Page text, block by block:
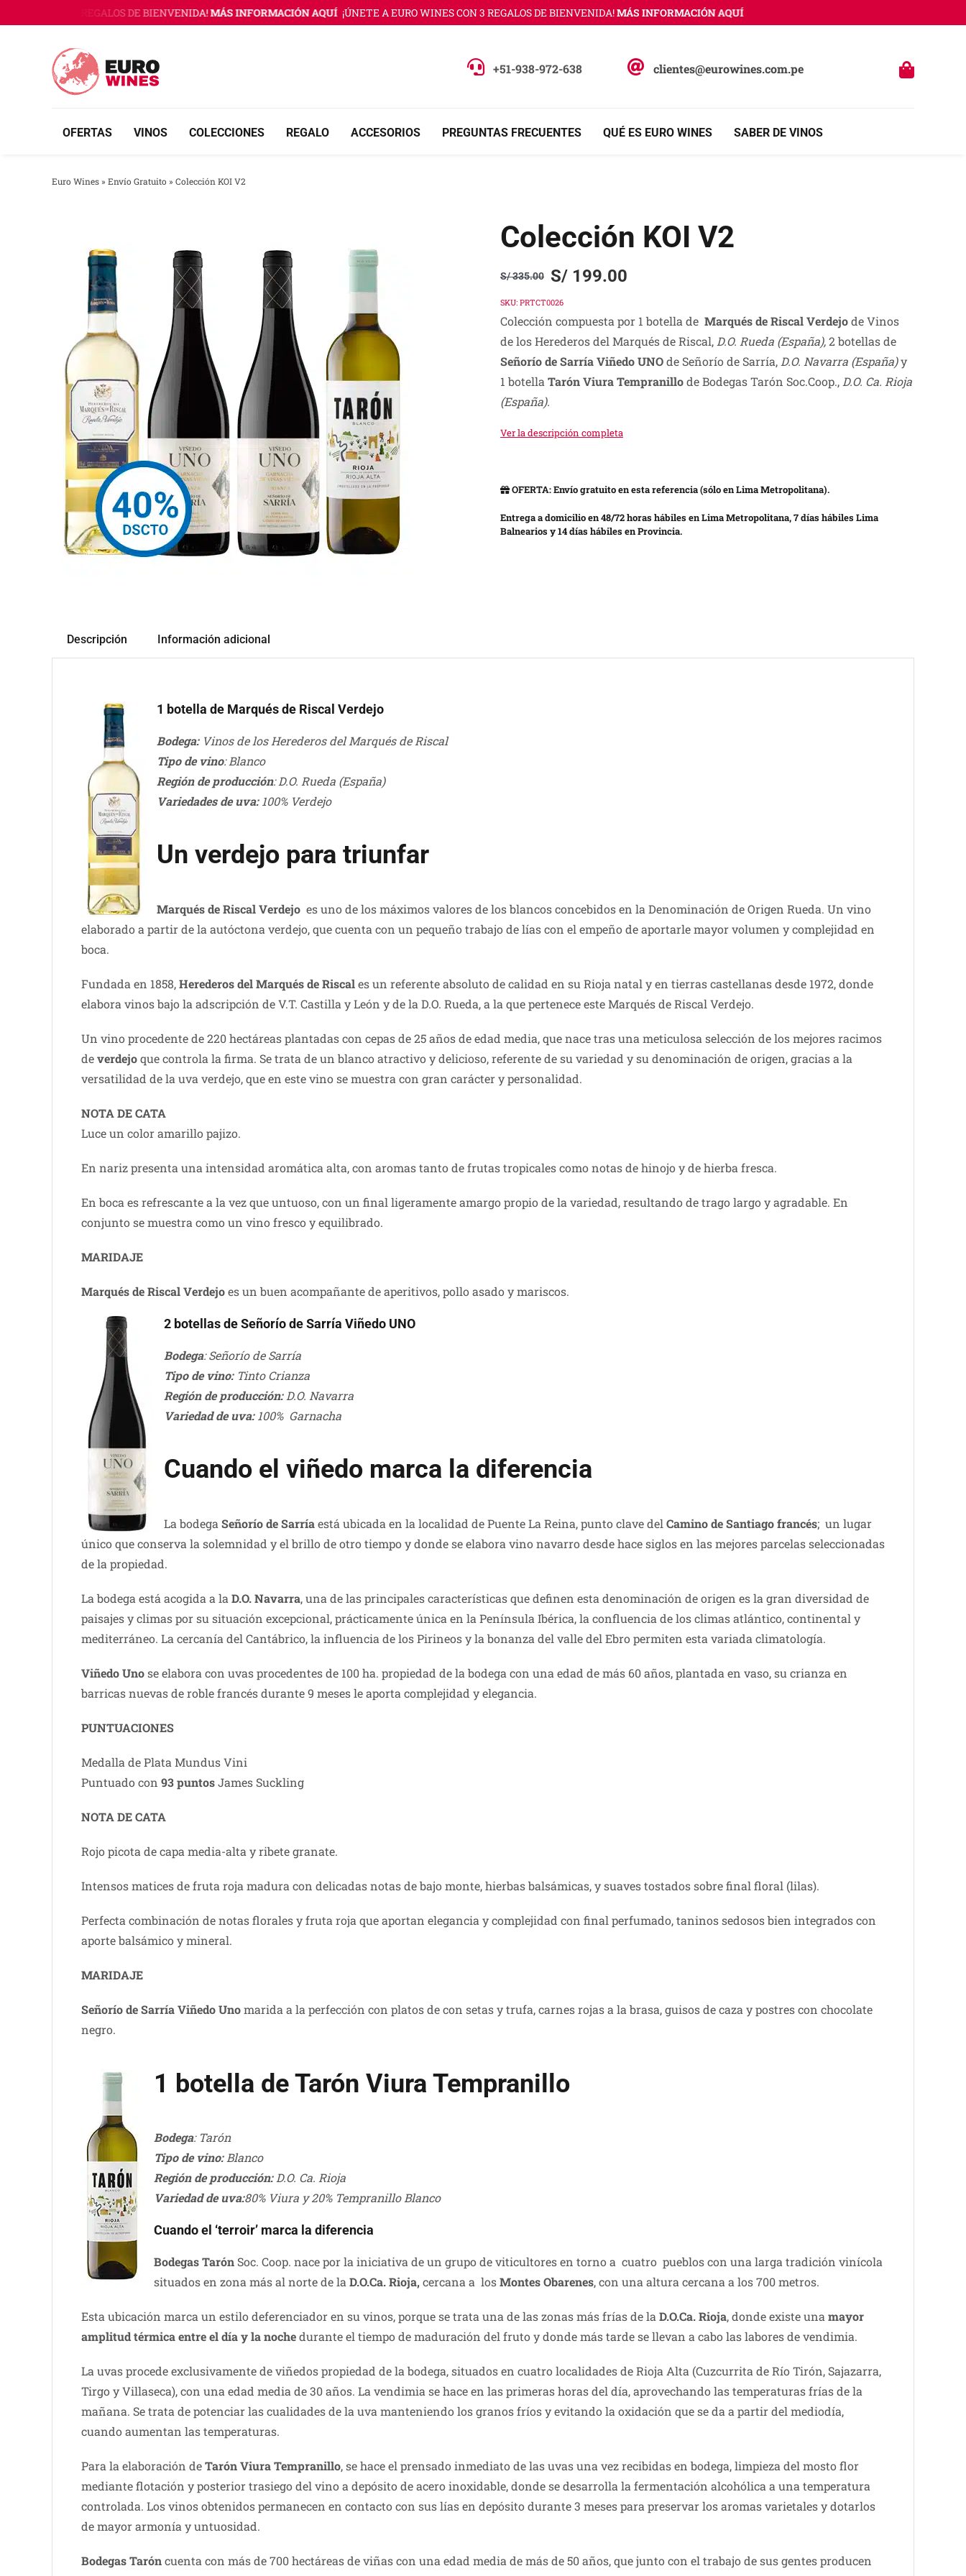
al
CON 3 REGALOS DE BIENVENIDA!MÁS INFORMACIÓN AQUÍ ¡ÚNETE A EURO WINES CON 3 REGALOS DE BIENVENIDA!MÁS INFORMACIÓN AQUÍ
+51-938-972-638 clientes@eurowines.com.pe
OFERTAS VINOS COLECCIONES REGALO ACCESORIOS PREGUNTAS FRECUENTES QUÉ ES EURO WINES SABER DE VINOS
Euro Wines» Envío Gratuito » Colección KOI V2
Colección KOI V2
S/335.00
Original
price
was:
S/ 335.00.
S/199.00
Current
price
is:
S/ 199.00.
SKU: PRTCT0026
Colección compuesta por 1 botella de Marqués de Riscal Verdejode Vinos
de los Herederos del Marqués de Riscal, D.O. Rueda (España),2 botellas de
Señorío de Sarría Viñedo UNOde Señorío de Sarría, D.O. Navarra(España)y
1 botella Tarón Viura Tempranillode Bodegas Tarón Soc.Coop., D.O. Ca. Rioja
(España).
Ver la descripción completa
OFERTA: Envío gratuito en esta referencia (sólo en Lima Metropolitana).
Entrega a domicilio en 48/72 horas hábiles en Lima Metropolitana, 7 días hábiles Lima
Balnearios y 14 días hábiles en Provincia.
Descripción Información adicional
1 botella de Marqués de Riscal Verdejo
Bodega:Vinos de los Herederos del Marqués de Riscal
Tipo de vino: Blanco
Región de producción: D.O. Rueda (España)
Variedades de uva: 100% Verdejo
Un verdejo para triunfar
Marqués de Riscal Verdejo es uno de los máximos valores de los blancos concebidos en la Denominación de Origen Rueda. Un vino
elaborado a partir de la autóctona verdejo, que cuenta con un pequeño trabajo de lías con el empeño de aportarle mayor volumen y complejidad en
boca.
Fundada en 1858,Herederos del Marqués de Riscales un referente absoluto de calidad en su Rioja natal y en tierras castellanas desde 1972, donde
elabora vinos bajo la adscripción de V.T. Castilla y León y de la D.O. Rueda, a la que pertenece este Marqués de Riscal Verdejo.
Un vino procedente de 220 hectáreas plantadas con cepas de 25 años de edad media, que nace tras una meticulosa selección de los mejores racimos
deverdejoque controla la firma. Se trata de un blanco atractivo y delicioso, referente de su variedad y su denominación de origen, gracias a la
versatilidad de la uva verdejo, que en este vino se muestra con gran carácter y personalidad.
NOTA DE CATA
Luce un color amarillo pajizo.
En nariz presenta una intensidad aromática alta, con aromas tanto de frutas tropicales como notas de hinojo y de hierba fresca.
En boca es refrescante a la vez que untuoso, con un final ligeramente amargo propio de la variedad, resultando de trago largo y agradable. En
conjunto se muestra como un vino fresco y equilibrado.
MARIDAJE
Marqués de Riscal Verdejoes un buen acompañante de aperitivos, pollo asado y mariscos.
2 botellas de Señorío de Sarría Viñedo UNO
Bodega: Señorío de Sarría
Tipo de vino:Tinto Crianza
Región de producción:D.O. Navarra
Variedad de uva: 100% Garnacha
Cuando el viñedo marca la diferencia
La bodega Señorío de Sarríaestá ubicada en la localidad de Puente La Reina, punto clave del Camino de Santiago francés; un lugar
único que conserva la solemnidad y el brillo de otro tiempo y donde se elabora vino navarro desde hace siglos en las mejores parcelas seleccionadas
de la propiedad.
La bodega está acogida a la D.O. Navarra, una de las principales características que definen esta denominación de origen es la gran diversidad de
paisajes y climas por su situación excepcional, prácticamente única en la Península Ibérica, la confluencia de los climas atlántico, continental y
mediterráneo. La cercanía del Cantábrico, la influencia de los Pirineos y la bonanza del valle del Ebro permiten esta variada climatología.
Viñedo Unose elabora con uvas procedentes de 100 ha. propiedad de la bodega con una edad de más 60 años, plantada en vaso, su crianza en
barricas nuevas de roble francés durante 9 meses le aporta complejidad y elegancia.
PUNTUACIONES
Medalla de Plata Mundus Vini
Puntuado con 93 puntosJames Suckling
NOTA DE CATA
Rojo picota de capa media-alta y ribete granate.
Intensos matices de fruta roja madura con delicadas notas de bajo monte, hierbas balsámicas, y suaves tostados sobre final floral (lilas).
Perfecta combinación de notas florales y fruta roja que aportan elegancia y complejidad con final perfumado, taninos sedosos bien integrados con
aporte balsámico y mineral.
MARIDAJE
Señorío de Sarría Viñedo Unomarida a la perfección con platos de con setas y trufa, carnes rojas a la brasa, guisos de caza y postres con chocolate
negro.
1 botella de Tarón Viura Tempranillo
Bodega: Tarón
Tipo de vino:Blanco
Región de producción:D.O. Ca. Rioja
Variedad de uva:80% Viura y 20% Tempranillo Blanco
Cuando el ‘terroir’ marca la diferencia
Bodegas TarónSoc. Coop. nace por la iniciativa de un grupo de viticultores en torno a cuatro pueblos con una larga tradición vinícola
situados en zona más al norte de la D.O.Ca. Rioja, cercana a losMontes Obarenes, con una altura cercana a los 700 metros.
Esta ubicación marca un estilo deferenciador en su vinos, porque se trata una de las zonas más frías de la D.O.Ca. Rioja, donde existe una mayor
amplitud térmica entre el día y la nochedurante el tiempo de maduración del fruto y donde más tarde se llevan a cabo las labores de vendimia.
La uvas procede exclusivamente de viñedos propiedad de la bodega, situados en cuatro localidades de Rioja Alta (Cuzcurrita de Río Tirón, Sajazarra,
Tirgo y Villaseca), con una edad media de 30 años. La vendimia se hace en las primeras horas del día, aprovechando las temperaturas frías de la
mañana. Se trata de potenciar las cualidades de la uva manteniendo los granos fríos y evitando la oxidación que se da a partir del mediodía,
cuando aumentan las temperaturas.
Para la elaboración deTarón Viura Tempranillo, se hace el prensado inmediato de las uvas una vez recibidas en bodega, limpieza del mosto flor
mediante flotación y posterior trasiego del vino a depósito de acero inoxidable, donde se desarrolla la fermentación alcohólica a una temperatura
controlada. Los vinos obtenidos permanecen en contacto con sus lías en depósito durante 3 meses para preservar los aromas varietales y dotarlos
de mayor armonía y untuosidad.
Bodegas Taróncuenta con más de 700 hectáreas de viñas con una edad media de más de 50 años, que junto con el trabajo de sus gentes producen